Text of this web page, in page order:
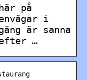
på
i
är sanna
efter …